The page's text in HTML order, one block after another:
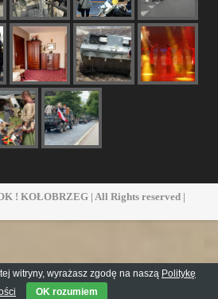
! KOŁOBRZEG | All Rights reserved |
witryny, wyrażasz zgodę na naszą Politykę
OK rozumiem